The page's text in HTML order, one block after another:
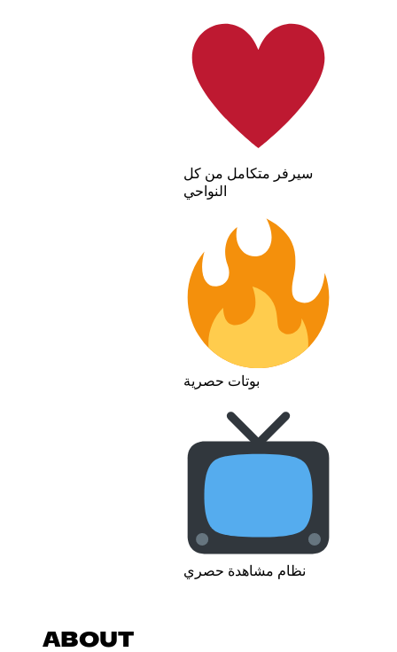
سيرفر متكامل من كل
النواحي
بوتات حصرية
نظام مشاهدة حصري
ABOUT